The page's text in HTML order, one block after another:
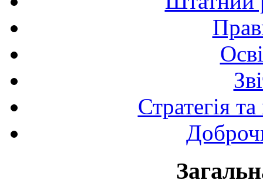
Стратегія